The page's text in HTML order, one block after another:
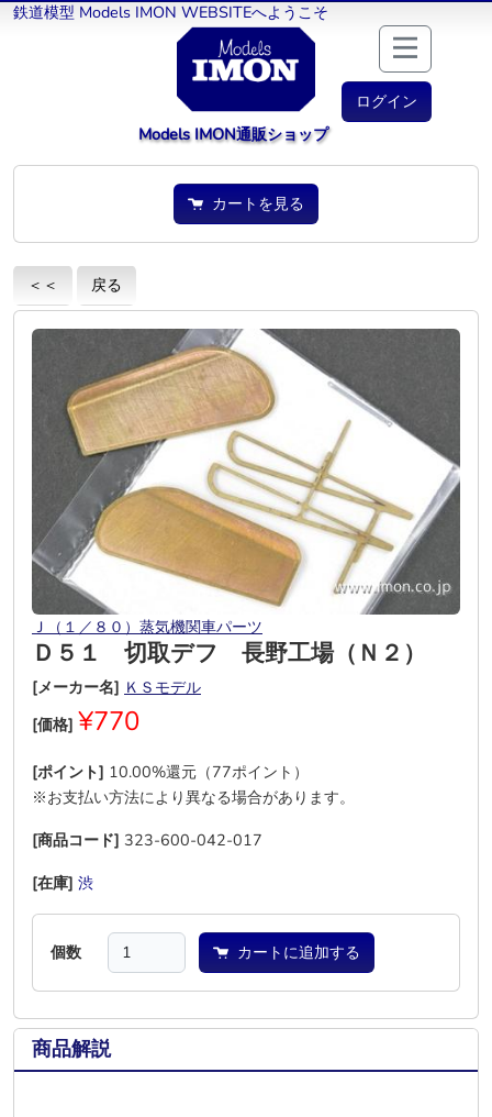
鉄道模型 Models IMON WEBSITEへようこそ
ログイン
Models IMON通販ショップ
カートを見る
＜＜ 戻る
Ｊ（１／８０）蒸気機関車パーツ
Ｄ５１ 切取デフ 長野工場（Ｎ２）
[メーカー名] ＫＳモデル
[価格] ¥770
[ポイント] 10.00%還元（77ポイント）
※お支払い方法により異なる場合があります。
[商品コード] 323-600-042-017
[在庫] 渋
個数 カートに追加する
商品解説